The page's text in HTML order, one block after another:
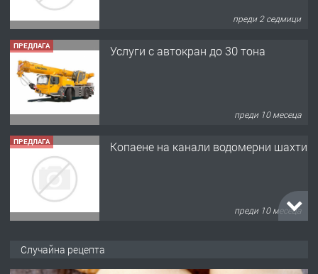
преди 2 седмици
ПРЕДЛАГА Услуги с автокран до 30 тона
преди 10 месеца
ПРЕДЛАГА Копаене на канали водомерни шахти
преди 10 месеца
Случайна рецепта